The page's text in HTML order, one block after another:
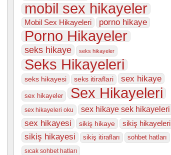
mobil sex hikayeler
Mobil Sex Hikayeleri porno hikaye
Porno Hikayeler
seks hikaye seks hikayeler
Seks Hikayeleri
seks hikayesi seks itiraflari sex hikaye
sex hikayeler Sex Hikayeleri
sex hikayeleri oku sex hikaye sek hikayeleri
sex hikayesi sikiş hikaye sikiş hikayeleri
sikiş hikayesi sikiş itirafları sohbet hatları
sıcak sohbet hatları